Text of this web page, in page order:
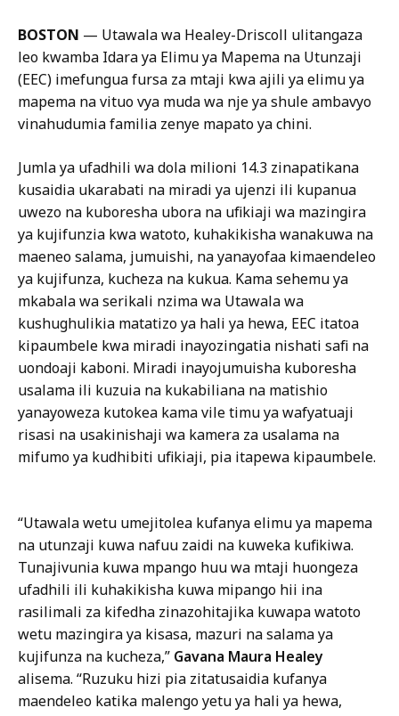
n
a
D
a
v
d
s
o
n
,
D
i
r
e
c
t
o
r
o
o
m
m
u
n
i
c
a
t
i
l
A
l
a
a
D
a
v
i
d
s
o
n
,
D
i
r
e
o
r
o
f
C
o
m
m
u
BOSTON — Utawala wa Healey-Driscoll ulitangaza
leo kwamba Idara ya Elimu ya Mapema na Utunzaji
(EEC) imefungua fursa za mtaji kwa ajili ya elimu ya
mapema na vituo vya muda wa nje ya shule ambavyo
vinahudumia familia zenye mapato ya chini.
Jumla ya ufadhili wa dola milioni 14.3 zinapatikana
kusaidia ukarabati na miradi ya ujenzi ili kupanua
uwezo na kuboresha ubora na ufikiaji wa mazingira
ya kujifunzia kwa watoto, kuhakikisha wanakuwa na
maeneo salama, jumuishi, na yanayofaa kimaendeleo
ya kujifunza, kucheza na kukua. Kama sehemu ya
mkabala wa serikali nzima wa Utawala wa
kushughulikia matatizo ya hali ya hewa, EEC itatoa
kipaumbele kwa miradi inayozingatia nishati safi na
uondoaji kaboni. Miradi inayojumuisha kuboresha
usalama ili kuzuia na kukabiliana na matishio
yanayoweza kutokea kama vile timu ya wafyatuaji
risasi na usakinishaji wa kamera za usalama na
mifumo ya kudhibiti ufikiaji, pia itapewa kipaumbele.
“Utawala wetu umejitolea kufanya elimu ya mapema
na utunzaji kuwa nafuu zaidi na kuweka kufikiwa.
Tunajivunia kuwa mpango huu wa mtaji huongeza
ufadhili ili kuhakikisha kuwa mipango hii ina
rasilimali za kifedha zinazohitajika kuwapa watoto
wetu mazingira ya kisasa, mazuri na salama ya
kujifunza na kucheza,” Gavana Maura Healey
alisema. “Ruzuku hizi pia zitatusaidia kufanya
maendeleo katika malengo yetu ya hali ya hewa,